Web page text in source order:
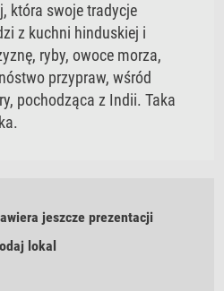
która swoje tradycje
z kuchni hinduskiej i
ryby, owoce morza,
przypraw, wśród
pochodząca z Indii. Taka
jeszcze prezentacji
lokal